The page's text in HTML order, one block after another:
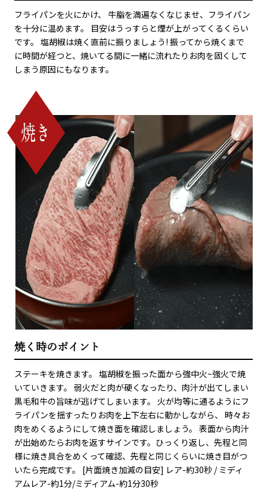
フライパンを火にかけ、 牛脂を満遍なくなじませ、フライパン
を十分に温めます。 目安はうっすらと煙が上がってくるくらい
です。 塩胡椒は焼く直前に振りましょう! 振ってから焼くまで
に時間が経つと、焼いてる間に一緒に流れたりお肉を固くして
しまう原因にもなります。
焼く時のポイント
ステーキを焼きます。 塩胡椒を振った面から強中火~強火で焼
いていきます。 弱火だと肉が硬くなったり、肉汁が出てしまい
黒毛和牛の旨味が逃げてしまいます。 火が均等に通るようにフ
ライパンを揺すったりお肉を上下左右に動かしながら、 時々お
肉をめくるようにして焼き面を確認しましょう。 表面から肉汁
が出始めたらお肉を返すサインです。ひっくり返し、先程と同
様に焼き具合をめくって確認、先程と同じくらいに焼き目がつ
いたら完成です。 [片面焼き加減の目安] レア-約30秒 / ミディ
アムレア-約1分/ミディアム-約1分30秒